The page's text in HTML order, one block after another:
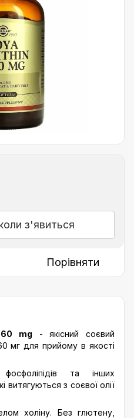
з'явиться
Порівняти
mg - якісний соєвий
мг для прийому в якості
та інших
витягуються з соєвої олії
холіну. Без глютену,